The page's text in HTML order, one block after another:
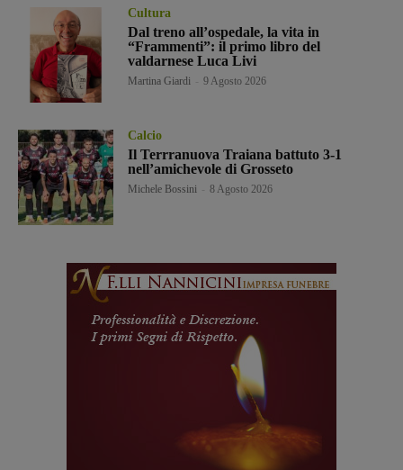
Cultura
Dal treno all’ospedale, la vita in
“Frammenti”: il primo libro del
valdarnese Luca Livi
Martina Giardi 9 Agosto 2026
Calcio
Il Terrranuova Traiana battuto 3-1
nell’amichevole di Grosseto
Michele Bossini 8 Agosto 2026